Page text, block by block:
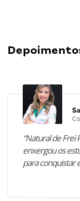
“Natural de Frei
enxergou os
para conquistar